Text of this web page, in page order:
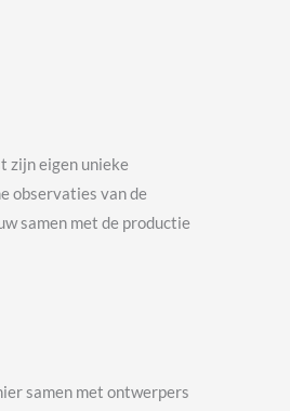
zijn eigen unieke
observaties van de
samen met de productie
samen met ontwerpers